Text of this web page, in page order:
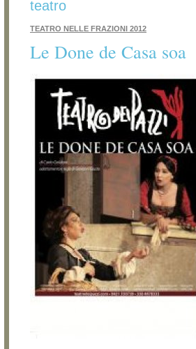
teatro
TEATRO NELLE FRAZIONI 2012
Le Done de Casa soa